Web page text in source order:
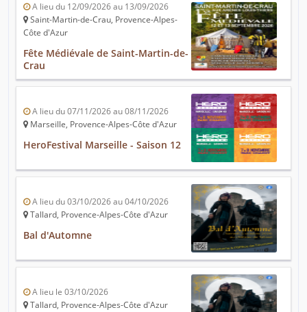
A lieu du 12/09/2026 au 13/09/2026
Saint-Martin-de-Crau, Provence-Alpes-
Côte d'Azur
Fête Médiévale de Saint-Martin-de-
Crau
A lieu du 07/11/2026 au 08/11/2026
Marseille, Provence-Alpes-Côte d'Azur
HeroFestival Marseille - Saison 12
A lieu du 03/10/2026 au 04/10/2026
Tallard, Provence-Alpes-Côte d'Azur
Bal d'Automne
A lieu le 03/10/2026
Tallard, Provence-Alpes-Côte d'Azur